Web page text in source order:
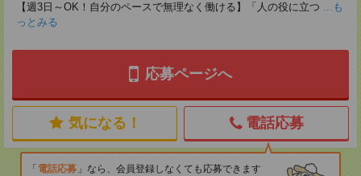
【週3日～OK！自分のペースで無理なく働ける】「人の役に立つ ...も
っとみる
応募ページへ
気になる！ 電話応募
電話応募
なら、会員登録しなくても応募できます